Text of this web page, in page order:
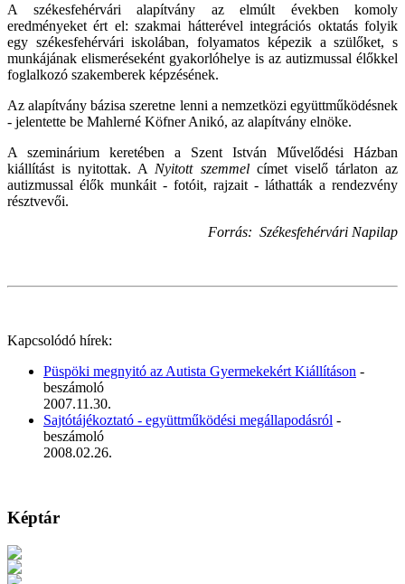
A székesfehérvári alapítvány az elmúlt években komoly
eredményeket ért el: szakmai hátterével integrációs oktatás folyik
egy székesfehérvári iskolában, folyamatos képezik a szülőket, s
munkájának elismeréseként gyakorlóhelye is az autizmussal élőkkel
foglalkozó szakemberek képzésének.
Az alapítvány bázisa szeretne lenni a nemzetközi együttműködésnek
- jelentette be Mahlerné Köfner Anikó, az alapítvány elnöke.
A szeminárium keretében a Szent István Művelődési Házban
kiállítást is nyitottak. A Nyitott szemmelcímet viselő tárlaton az
autizmussal élők munkáit - fotóit, rajzait - láthatták a rendezvény
résztvevői.
Forrás: Székesfehérvári Napilap
Kapcsolódó hírek:
Püspöki megnyitó az Autista Gyermekekért Kiállításon -
beszámoló
2007.11.30.
Sajtótájékoztató - együttműködési megállapodásról -
beszámoló
2008.02.26.
Képtár